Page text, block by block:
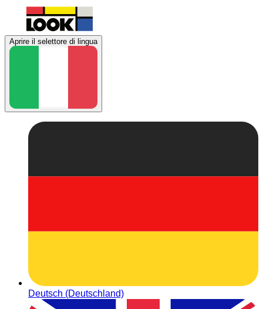
Aprire il selettore di lingua
Deutsch (Deutschland)